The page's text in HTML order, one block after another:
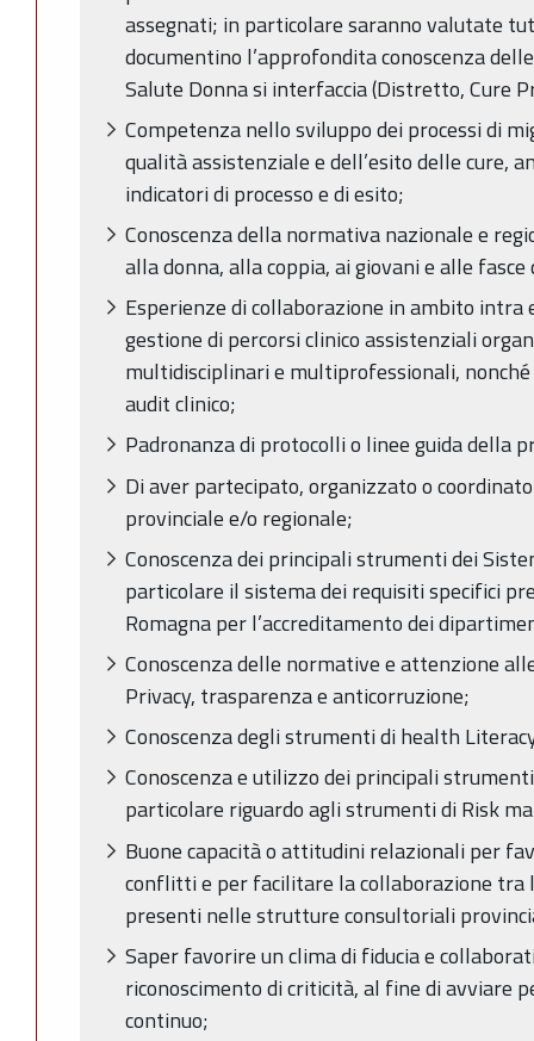
assegnati; in particolare saranno valutate
documentino l’approfondita conoscenza
Salute Donna si interfaccia (Distretto, Cure
Competenza nello sviluppo dei processi di
qualità assistenziale e dell’esito delle cure,
indicatori di processo e di esito;
Conoscenza della normativa nazionale e
alla donna, alla coppia, ai giovani e alle fasce
Esperienze di collaborazione in ambito
gestione di percorsi clinico assistenziali
multidisciplinari e multiprofessionali,
audit clinico;
Padronanza di protocolli o linee guida della
Di aver partecipato, organizzato o
provinciale e/o regionale;
Conoscenza dei principali strumenti dei
particolare il sistema dei requisiti specifici
Romagna per l’accreditamento dei
Conoscenza delle normative e attenzione
Privacy, trasparenza e anticorruzione;
Conoscenza degli strumenti di health
Conoscenza e utilizzo dei principali
particolare riguardo agli strumenti di Risk
Buone capacità o attitudini relazionali per
conflitti e per facilitare la collaborazione tra
presenti nelle strutture consultoriali
Saper favorire un clima di fiducia e
riconoscimento di criticità, al fine di avviare
continuo;